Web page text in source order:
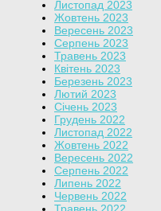
Листопад 2023
Жовтень 2023
Вересень 2023
Серпень 2023
Травень 2023
Квітень 2023
Березень 2023
Лютий 2023
Січень 2023
Грудень 2022
Листопад 2022
Жовтень 2022
Вересень 2022
Серпень 2022
Липень 2022
Червень 2022